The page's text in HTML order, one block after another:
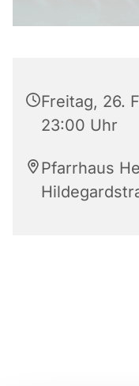
Freitag, 26.
23:00 Uhr
Pfarrhaus